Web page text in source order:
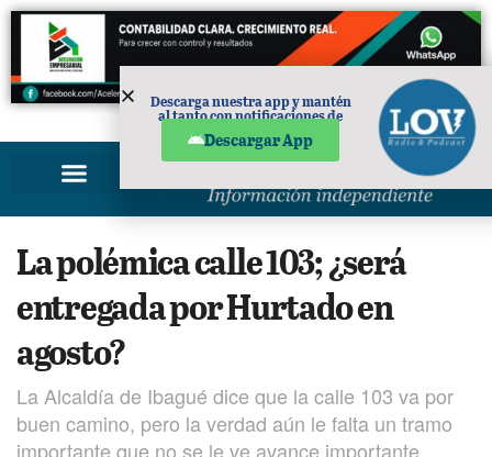
PUBLICIDAD
La polémica calle 103; ¿será
entregada por Hurtado en
agosto?
La Alcaldía de Ibagué dice que la calle 103 va por
buen camino, pero la verdad aún le falta un tramo
importante que no se le ve avance importante
Descarga nuestra app y mantén
al tanto con notificaciones de
Descargar App